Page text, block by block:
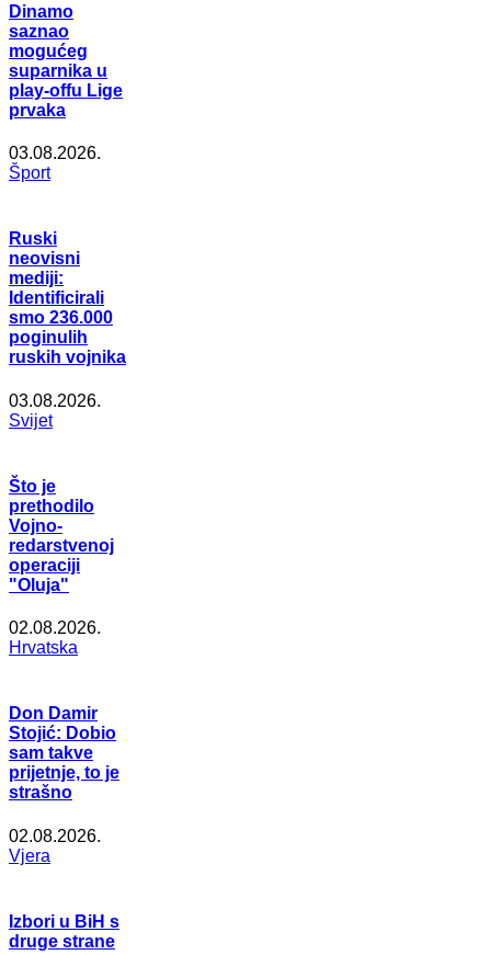
Dinamo
saznao
mogućeg
suparnika u
play-offu Lige
prvaka
03.08.2026.
Šport
Ruski
neovisni
mediji:
Identificirali
smo 236.000
poginulih
ruskih vojnika
03.08.2026.
Svijet
Što je
prethodilo
Vojno-
redarstvenoj
operaciji
"Oluja"
02.08.2026.
Hrvatska
Don Damir
Stojić: Dobio
sam takve
prijetnje, to je
strašno
02.08.2026.
Vjera
Izbori u BiH s
druge strane